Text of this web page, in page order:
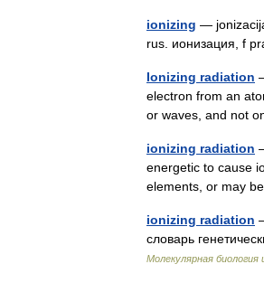
ionizing —
rus. ионизация, f
Ionizing radiation
electron from an
or waves, and not
ionizing radiation
energetic to cause
elements, or may
ionizing radiation
словарь
Молекулярная биология